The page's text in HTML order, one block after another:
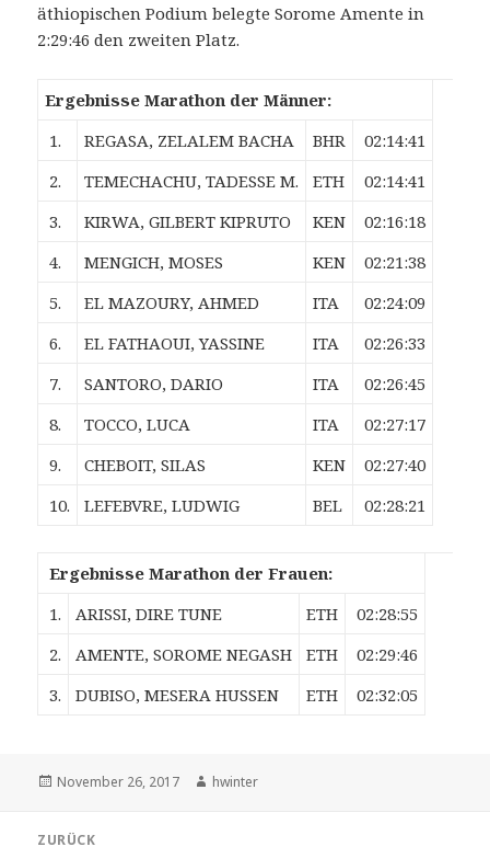
äthiopischen Podium belegte Sorome Amente in
2:29:46 den zweiten Platz.
Ergebnisse Marathon der Männer:
1.
REGASA, ZELALEM BACHA BHR
02:14:41
2.
TEMECHACHU, TADESSE M. ETH
02:14:41
3.
KIRWA, GILBERT KIPRUTO KEN
02:16:18
4.
MENGICH, MOSES KEN
02:21:38
5.
EL MAZOURY, AHMED ITA
02:24:09
6.
EL FATHAOUI, YASSINE ITA
02:26:33
7.
SANTORO, DARIO ITA
02:26:45
8.
TOCCO, LUCA ITA
02:27:17
9.
CHEBOIT, SILAS KEN
02:27:40
10.
LEFEBVRE, LUDWIG BEL 02:28:21
Ergebnisse Marathon der Frauen:
1.
ARISSI, DIRE TUNE ETH
02:28:55
2.
AMENTE, SOROME NEGASH ETH
02:29:46
3.
DUBISO, MESERA HUSSEN ETH 02:32:05
Veröffentlicht
November 26, 2017 Autor
hwinter
ZURÜCK